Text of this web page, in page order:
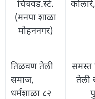
चिंचवड.स्टे.
(मनपा शाळा
मोहननगर)
तिळवण तेली
समाज,
धर्मशाळा ८२
समस्त
तेली